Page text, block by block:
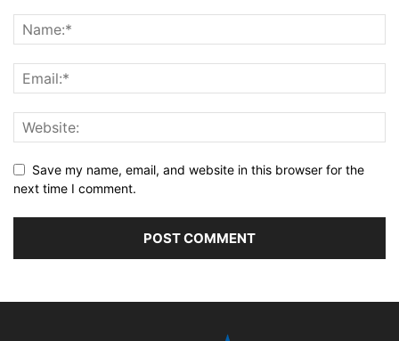
Save my name, email, and website in this browser for the
next time I comment.